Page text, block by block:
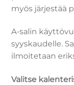
myös järjestää
A-salin
syyskaudelle.
ilmoitetaan
Valitse